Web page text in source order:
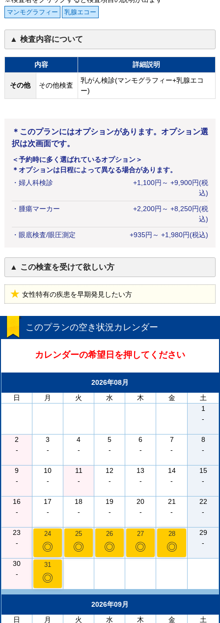
マンモグラフィー 乳腺エコー
検査内容について
内容 詳細説明
その他 その他検査
乳がん検診(マンモグラフィー+乳腺エコ
ー)
＊このプランにはオプションがあります。オプション選
択は次画面です。
＜予約時に多く選ばれているオプション＞
＊オプションは日程によって異なる場合があります。
・ 婦人科検診 +1,100円 ～ +9,900円(税
込)
・ 腫瘍マーカー +2,200円 ～ +8,250円(税
込)
・ 眼底検査/眼圧測定 +935円 ～ +1,980円(税込)
この検査を受けて欲しい方
女性特有の疾患を早期発見したい方
このプランの空き状況カレンダー
カレンダーの希望日を押してください
2026年08月
日
月 火 水 木 金
土
1
-
2
-
3
-
4
-
5
-
6
-
7
-
8
-
9
-
10
-
11
-
12
-
13
-
14
-
15
-
16
-
17
-
18
-
19
-
20
-
21
-
22
-
23
-
24
◎
25
◎
26
◎
27
◎
28
◎
29
-
30
-
31
◎
2026年09月
日
月 火 水 木 金 土